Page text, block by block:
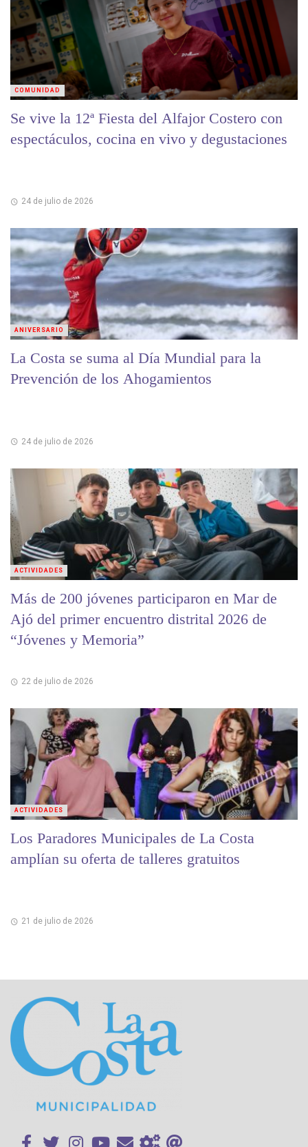
Se vive la 12ª Fiesta del Alfajor Costero con
espectáculos, cocina en vivo y degustaciones
24 de julio de 2026
COMUNIDAD
La Costa se suma al Día Mundial para la
Prevención de los Ahogamientos
24 de julio de 2026
ANIVERSARIO
Más de 200 jóvenes participaron en Mar de
Ajó del primer encuentro distrital 2026 de
“Jóvenes y Memoria”
22 de julio de 2026
ACTIVIDADES
Los Paradores Municipales de La Costa
amplían su oferta de talleres gratuitos
21 de julio de 2026
ACTIVIDADES